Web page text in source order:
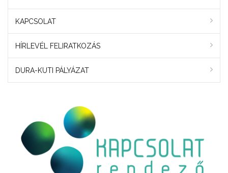
KAPCSOLAT
HÍRLEVÉL FELIRATKOZÁS
DURA-KUTI PÁLYÁZAT